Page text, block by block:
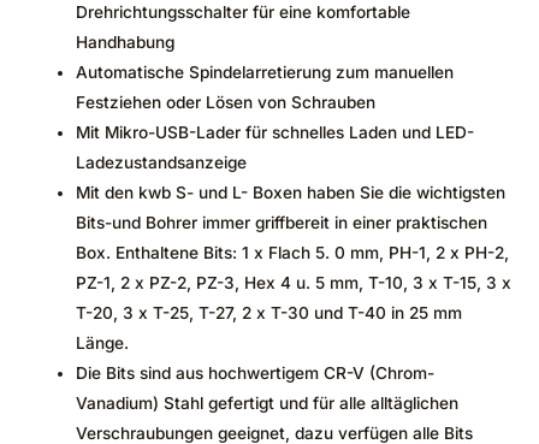
Drehrichtungsschalter für eine komfortable
Handhabung
Automatische Spindelarretierung zum manuellen
Festziehen oder Lösen von Schrauben
Mit Mikro-USB-Lader für schnelles Laden und LED-
Ladezustandsanzeige
Mit den kwb S- und L- Boxen haben Sie die wichtigsten
Bits-und Bohrer immer griffbereit in einer praktischen
Box. Enthaltene Bits: 1 x Flach 5. 0 mm, PH-1, 2 x PH-2,
PZ-1, 2 x PZ-2, PZ-3, Hex 4 u. 5 mm, T-10, 3 x T-15, 3 x
T-20, 3 x T-25, T-27, 2 x T-30 und T-40 in 25 mm
Länge.
Die Bits sind aus hochwertigem CR-V (Chrom-
Vanadium) Stahl gefertigt und für alle alltäglichen
Verschraubungen geeignet, dazu verfügen alle Bits